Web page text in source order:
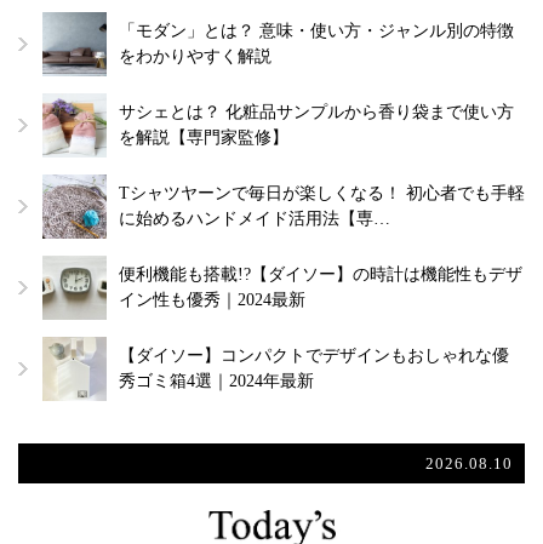
「モダン」とは？ 意味・使い方・ジャンル別の特徴
をわかりやすく解説
サシェとは？ 化粧品サンプルから香り袋まで使い方
を解説【専門家監修】
Tシャツヤーンで毎日が楽しくなる！ 初心者でも手軽
に始めるハンドメイド活用法【専…
便利機能も搭載!?【ダイソー】の時計は機能性もデザ
イン性も優秀｜2024最新
【ダイソー】コンパクトでデザインもおしゃれな優
秀ゴミ箱4選｜2024年最新
2026.08.10